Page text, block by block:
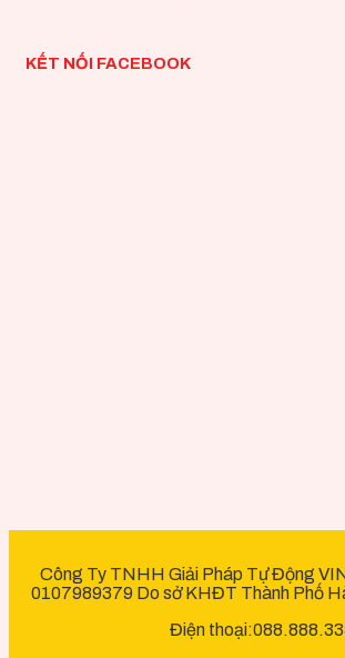
KẾT NỐI FACEBOOK
Công Ty TNHH Giải Pháp Tự Động
0107989379 Do sở KHĐT Thành Phố
Điện